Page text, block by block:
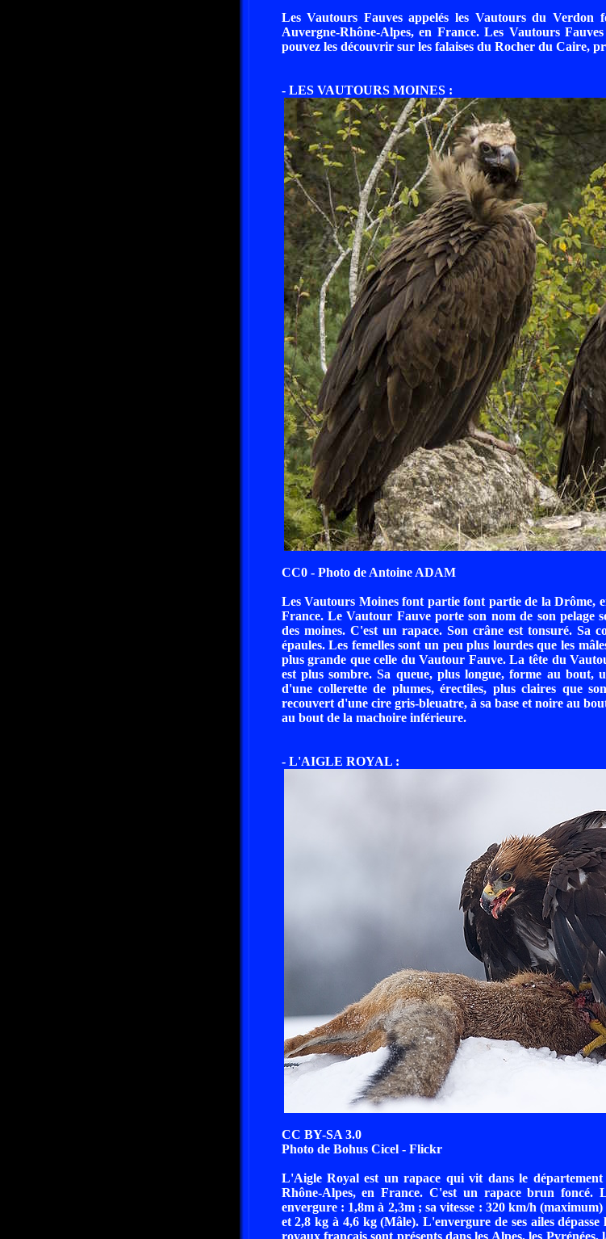
Les Vautours Fauves appelés les Vautours du
Auvergne-Rhône-Alpes, en France. Les Vautours
pouvez les découvrir sur les falaises du Rocher du Caire,
- LES VAUTOURS MOINES :
CC0 - Photo de Antoine ADAM
Les Vautours Moines font partie font partie de la Drôme,
France. Le Vautour Fauve porte son nom de son pelage
des moines. C'est un rapace. Son crâne est tonsuré. Sa
épaules. Les femelles sont un peu plus lourdes que les
plus grande que celle du Vautour Fauve. La tête du
est plus sombre. Sa queue, plus longue, forme au bout,
d'une collerette de plumes, érectiles, plus claires que
recouvert d'une cire gris-bleuatre, à sa base et noire au
au bout de la machoire inférieure.
- L'AIGLE ROYAL :
CC BY-SA 3.0
Photo de Bohus Cicel - Flickr
L'Aigle Royal est un rapace qui vit dans le
Rhône-Alpes, en France. C'est un rapace brun
envergure : 1,8m à 2,3m ; sa vitesse : 320 km/h
et 2,8 kg à 4,6 kg (Mâle). L'envergure de ses ailes
royaux français sont présents dans les Alpes, les